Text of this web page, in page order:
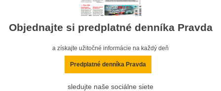
Objednajte si predplatné denníka Pravda
a získajte užitočné informácie na každý deň
Predplatné denníka Pravda
sledujte naše sociálne siete